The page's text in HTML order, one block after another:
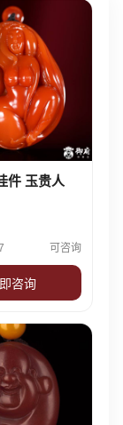
件 玉贵人
可咨询
咨询